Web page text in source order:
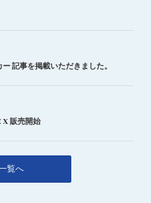
記事を掲載いただきました。
X 販売開始
覧へ